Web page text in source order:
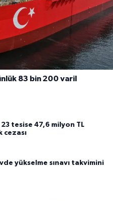
83 bin 200 varil
tesise 47,6 milyon TL
cezası
yükselme sınavı takvimini